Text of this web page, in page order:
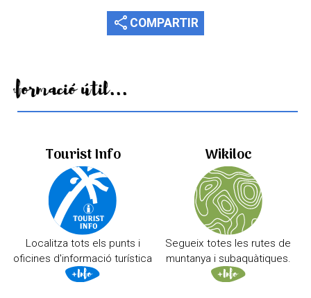
share COMPARTIR
Informació útil...
Tourist Info
Localitza tots els punts i
oficines d'informació turística
Wikiloc
Segueix totes les rutes de
muntanya i subaquàtiques.